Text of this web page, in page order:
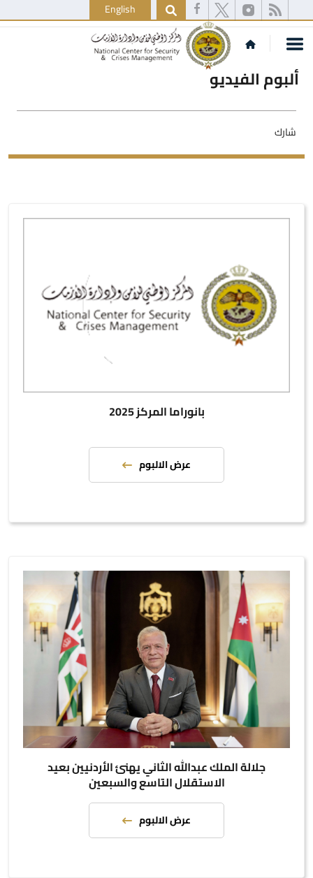
English
ألبوم الفيديو
شارك
بانوراما المركز 2025
عرض الالبوم
جلالة الملك عبدالله الثاني يهنئ الأردنيين بعيد
الاستقلال التاسع والسبعين
عرض الالبوم